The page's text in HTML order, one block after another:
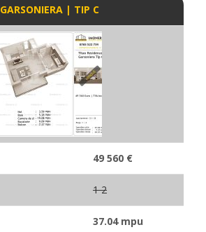
GARSONIERA | TIP C
49 560 €
1 2
37.04 mpu